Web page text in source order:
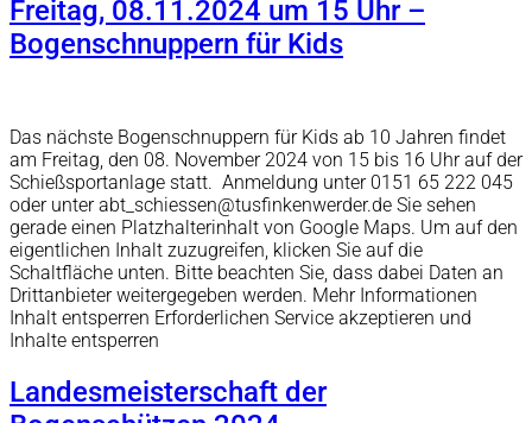
Freitag, 08.11.2024 um 15 Uhr –
Bogenschnuppern für Kids
Das nächste Bogenschnuppern für Kids ab 10 Jahren findet
am Freitag, den 08. November 2024 von 15 bis 16 Uhr auf der
Schießsportanlage statt. Anmeldung unter 0151 65 222 045
oder unter abt_schiessen@tusfinkenwerder.de Sie sehen
gerade einen Platzhalterinhalt von Google Maps. Um auf den
eigentlichen Inhalt zuzugreifen, klicken Sie auf die
Schaltfläche unten. Bitte beachten Sie, dass dabei Daten an
Drittanbieter weitergegeben werden. Mehr Informationen
Inhalt entsperren Erforderlichen Service akzeptieren und
Inhalte entsperren
Landesmeisterschaft der